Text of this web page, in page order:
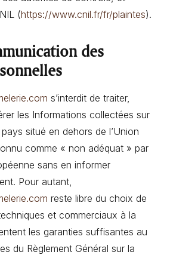
(https://www.cnil.fr/fr/plaintes).
des
s’interdit de traiter,
les Informations collectées sur
situé en dehors de l’Union
comme « non adéquat » par
sans en informer
Pour autant,
reste libre du choix de
et commerciaux à la
les garanties suffisantes au
du Règlement Général sur la